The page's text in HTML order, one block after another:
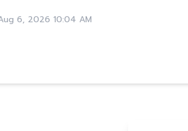
6, 2026 10:04 AM